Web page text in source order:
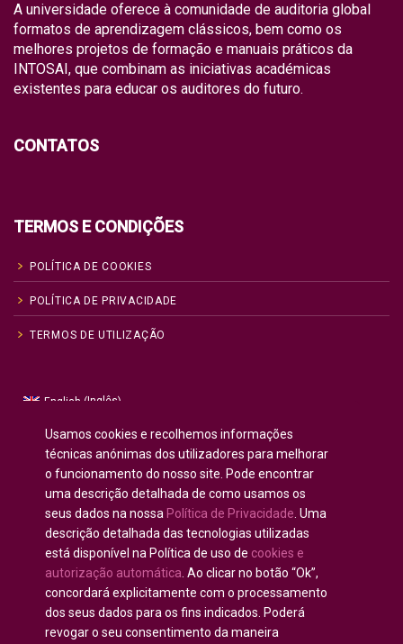
A universidade oferece à comunidade de auditoria global
formatos de aprendizagem clássicos, bem como os
melhores projetos de formação e manuais práticos da
INTOSAI, que combinam as iniciativas académicas
existentes para educar os auditores do futuro.
CONTATOS
TERMOS E CONDIÇÕES
POLÍTICA DE COOKIES
POLÍTICA DE PRIVACIDADE
TERMOS DE UTILIZAÇÃO
English (Inglês)
Русский
Russo
Español(Espanhol)
Français(Francês)
Alemão
العربية(Árabe)
Português
Usamos cookies e recolhemos informações
técnicas anónimas dos utilizadores para melhorar
o funcionamento do nosso site. Pode encontrar
uma descrição detalhada de como usamos os
seus dados na nossa Política de Privacidade . Uma
descrição detalhada das tecnologias utilizadas
está disponível na Política de uso de cookies e
autorização automática . Ao clicar no botão “Ok”,
concordará explicitamente com o processamento
dos seus dados para os fins indicados. Poderá
revogar o seu consentimento da maneira